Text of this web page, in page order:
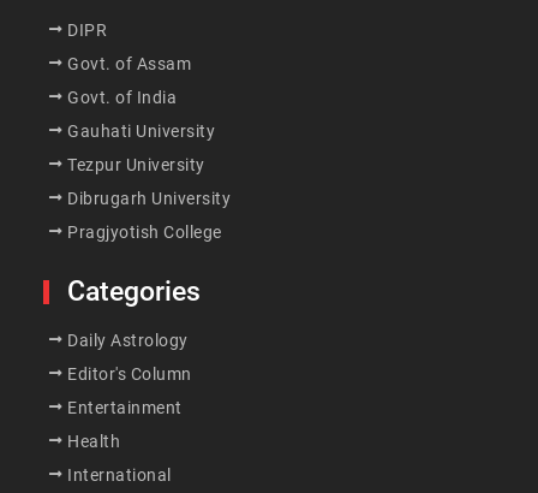
DIPR
Govt. of Assam
Govt. of India
Gauhati University
Tezpur University
Dibrugarh University
Pragjyotish College
Categories
Daily Astrology
Editor's Column
Entertainment
Health
International